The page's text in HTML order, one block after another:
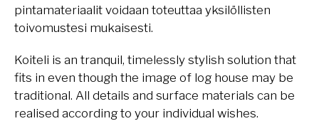
pintamateriaalit voidaan toteuttaa yksilöllisten
toivomustesi mukaisesti.
Koiteli is an tranquil, timelessly stylish solution that
fits in even though the image of log house may be
traditional. All details and surface materials can be
realised according to your individual wishes.